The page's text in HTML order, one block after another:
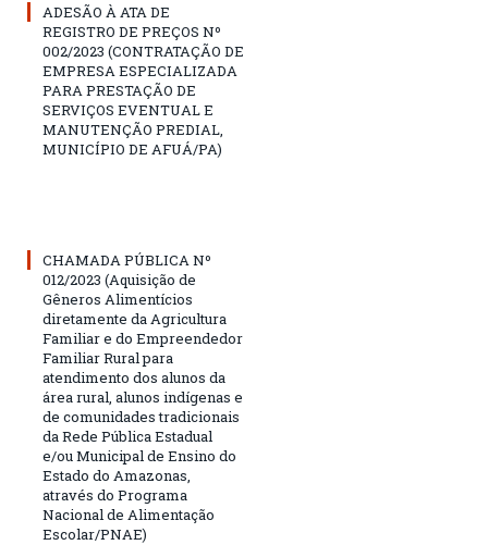
ADESÃO À ATA DE
REGISTRO DE PREÇOS Nº
002/2023 (CONTRATAÇÃO DE
EMPRESA ESPECIALIZADA
PARA PRESTAÇÃO DE
SERVIÇOS EVENTUAL E
MANUTENÇÃO PREDIAL,
MUNICÍPIO DE AFUÁ/PA)
CHAMADA PÚBLICA Nº
012/2023 (Aquisição de
Gêneros Alimentícios
diretamente da Agricultura
Familiar e do Empreendedor
Familiar Rural para
atendimento dos alunos da
área rural, alunos indígenas e
de comunidades tradicionais
da Rede Pública Estadual
e/ou Municipal de Ensino do
Estado do Amazonas,
através do Programa
Nacional de Alimentação
Escolar/PNAE)